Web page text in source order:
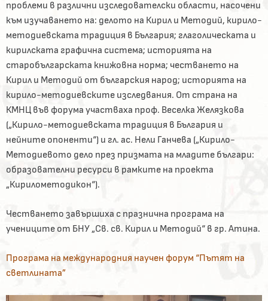
проблеми в различни изследователски области, насочени
към изучаването на: делото на Кирил и Методий, кирило-
методиевската традиция в България; глаголическата и
кирилската графична система; историята на
старобългарската книжовна норма; честването на
Кирил и Методий от българския народ; историята на
кирило-методиевските изследвания. От страна на
КМНЦ във форума участваха проф. Веселка Желязкова
(„Кирило-методиевската традиция в България и
нейните опоненти“) и гл. ас. Нели Ганчева („Кирило-
Методиевото дело през призмата на младите българи:
образователни ресурси в рамките на проекта
„Кирилометодикон“).
Честването завършиха с празнична програма на
учениците от БНУ „Св. св. Кирил и Методий“ в гр. Атина.
Програма на международния научен форум “Пътят на
светлината”